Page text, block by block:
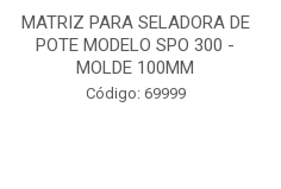
MATRIZ PARA SELADORA DE
POTE MODELO SPO 300 -
MOLDE 100MM
Código: 69999